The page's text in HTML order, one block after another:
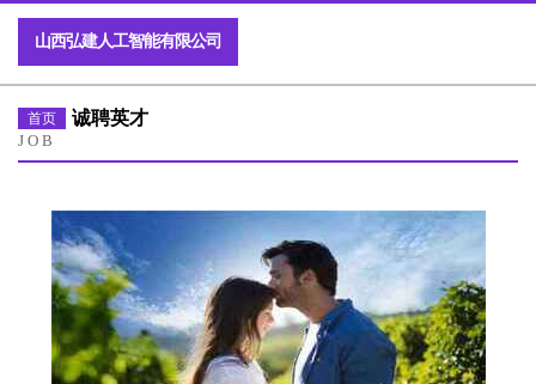
山西弘建人工智能有限公司
首页 诚聘英才
JOB